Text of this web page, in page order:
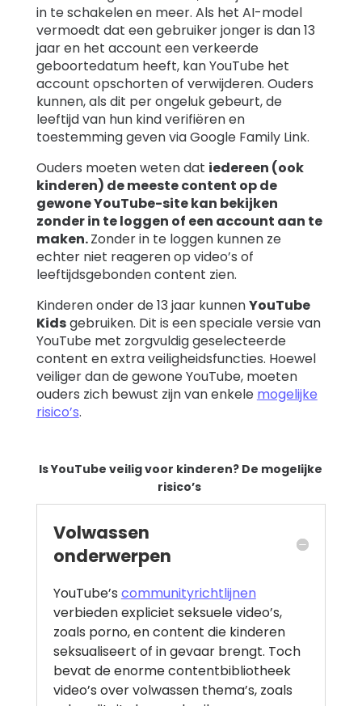
in te schakelen en meer. Als het AI-model
vermoedt dat een gebruiker jonger is dan 13
jaar en het account een verkeerde
geboortedatum heeft, kan YouTube het
account opschorten of verwijderen. Ouders
kunnen, als dit per ongeluk gebeurt, de
leeftijd van hun kind verifiëren en
toestemming geven via Google Family Link.
Ouders moeten weten dat iedereen (ook
kinderen) de meeste content op de
gewone YouTube-site kan bekijken
zonder in te loggen of een account aan te
maken.Zonder in te loggen kunnen ze
echter niet reageren op video’s of
leeftijdsgebonden content zien.
Kinderen onder de 13 jaar kunnenYouTube
Kidsgebruiken. Dit is een speciale versie van
YouTube met zorgvuldig geselecteerde
content en extra veiligheidsfuncties. Hoewel
veiliger dan de gewone YouTube, moeten
ouders zich bewust zijn van enkele mogelijke
risico’s.
Is YouTube veilig voor kinderen? De mogelijke
risico’s
Volwassen
onderwerpen
YouTube’s communityrichtlijnen
verbieden expliciet seksuele video’s,
zoals porno, en content die kinderen
seksualiseert of in gevaar brengt. Toch
bevat de enorme contentbibliotheek
video’s over volwassen thema’s, zoals